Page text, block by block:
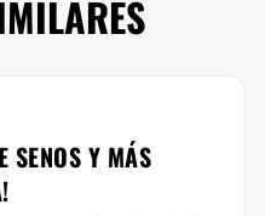
SENOS Y MÁS